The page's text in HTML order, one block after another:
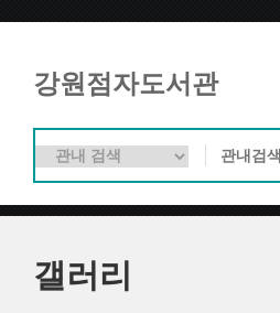
강원점자도서관
갤러리